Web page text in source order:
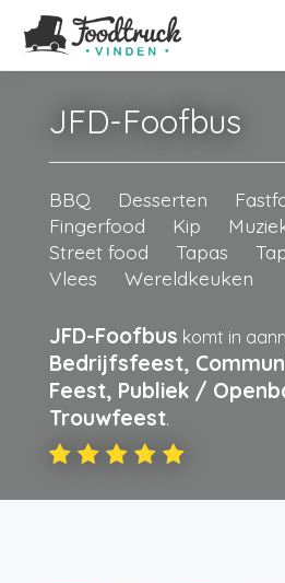
JFD-Foofbus
BBQ Desserten
Fingerfood
Kip
Street food
Tapas
Vlees
Wereldkeuken
JFD-Foofbus komt in
Bedrijfsfeest,
Feest, Publiek /
Trouwfeest.